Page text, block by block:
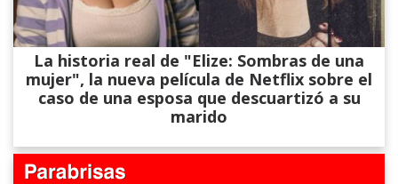
La historia real de "Elize: Sombras de una
mujer", la nueva película de Netflix sobre el
caso de una esposa que descuartizó a su
marido